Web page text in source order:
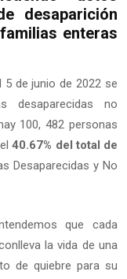
desaparición
enteras
de junio de 2022 se
desaparecidas no
100, 482 personas
el40.67% del total de
Desaparecidas y No
que cada
la vida de una
de quiebre para su